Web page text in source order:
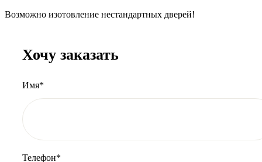
Возможно изотовление нестандартных дверей!
Хочу заказать
Имя*
Телефон*